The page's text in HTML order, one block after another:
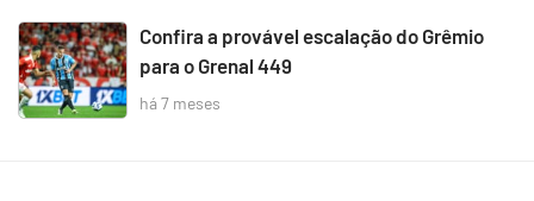
Confira a provável escalação do Grêmio
para o Grenal 449
há 7 meses